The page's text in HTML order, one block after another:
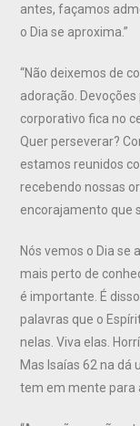
antes, façamos
o Dia se aproxima.”
“Não deixemos de
adoração.
corporativo fica no
Quer perseverar?
estamos reunidos
recebendo nossas
encorajamento que
Nós vemos o Dia se
mais perto de
é importante. É
palavras que o
nelas. Viva elas.
Mas Isaías 62 na dá
tem em mente para